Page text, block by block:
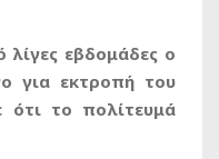
εβδομάδες ο
για εκτροπή του
ότι το πολίτευμά